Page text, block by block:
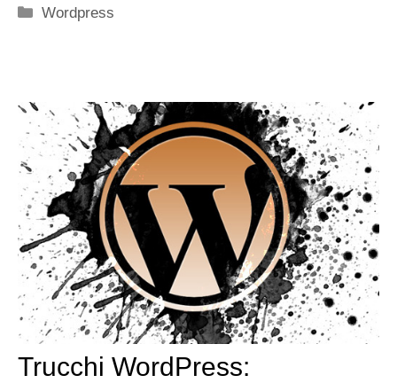
Categorie
Wordpress
Trucchi WordPress: